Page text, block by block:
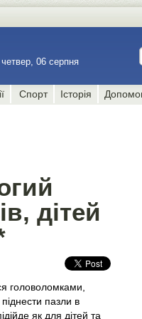
четвер, 06 серпня
Спорт Історія
дітей
головоломками,
пазли в
як для дітей та